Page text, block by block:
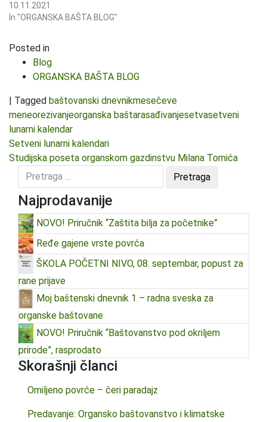
10.11.2021
In "ORGANSKA BAŠTA BLOG"
Posted in
Blog
ORGANSKA BAŠTA BLOG
| Tagged baštovanski dnevnikmesečeve
meneorezivanjeorganska baštarasađivanjesetvasetveni
lunarni kalendar
Kretanje članka
Setveni lunarni kalendari
Studijska poseta organskom gazdinstvu Milana Tomića
Najprodavanije
NOVO! Priručnik “Zaštita bilja za početnike”
Ređe gajene vrste povrća
ŠKOLA POČETNI NIVO, 08. septembar, popust za
rane prijave
Moj baštenski dnevnik 1 – radna sveska za
organske baštovane
NOVO! Priručnik “Baštovanstvo pod okriljem
prirode”, rasprodato
Skorašnji članci
Omiljeno povrće – čeri paradajz
Predavanje: Organsko baštovanstvo i klimatske